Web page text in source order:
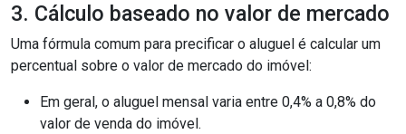
3. Cálculo baseado no valor de mercado
Uma fórmula comum para precificar o aluguel é calcular um
percentual sobre o valor de mercado do imóvel:
Em geral, o aluguel mensal varia entre 0,4% a 0,8% do
valor de venda do imóvel.